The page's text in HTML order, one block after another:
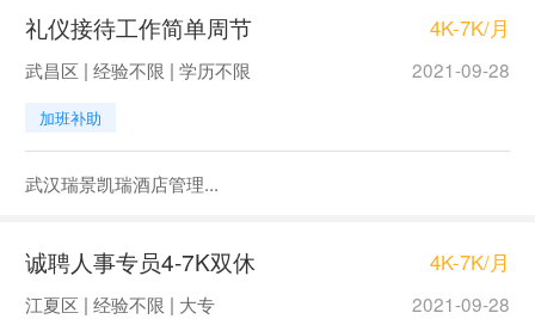
礼仪接待工作简单周节 4K-7K/月
武昌区 | 经验不限 | 学历不限 2021-09-28
加班补助
武汉瑞景凯瑞酒店管理...
诚聘人事专员4-7K双休 4K-7K/月
江夏区 | 经验不限 | 大专 2021-09-28